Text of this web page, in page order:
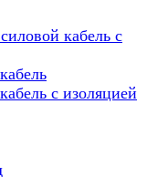
кабель с
с изоляцией